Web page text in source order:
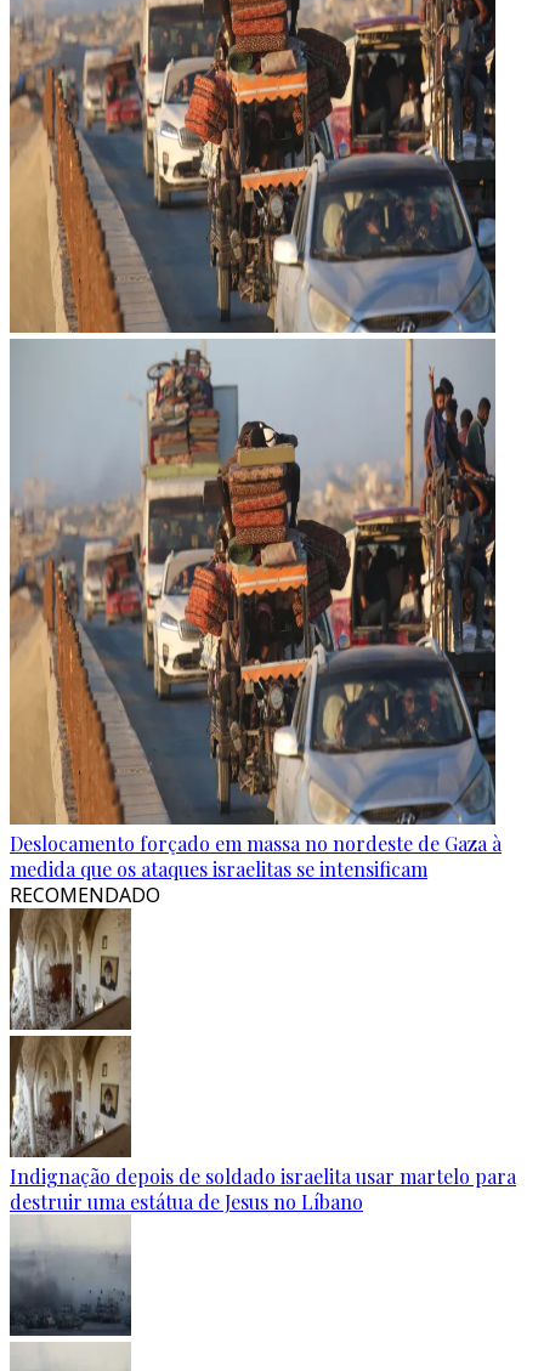
Deslocamento forçado em massa no nordeste de Gaza à
medida que os ataques israelitas se intensificam
RECOMENDADO
Indignação depois de soldado israelita usar martelo para
destruir uma estátua de Jesus no Líbano